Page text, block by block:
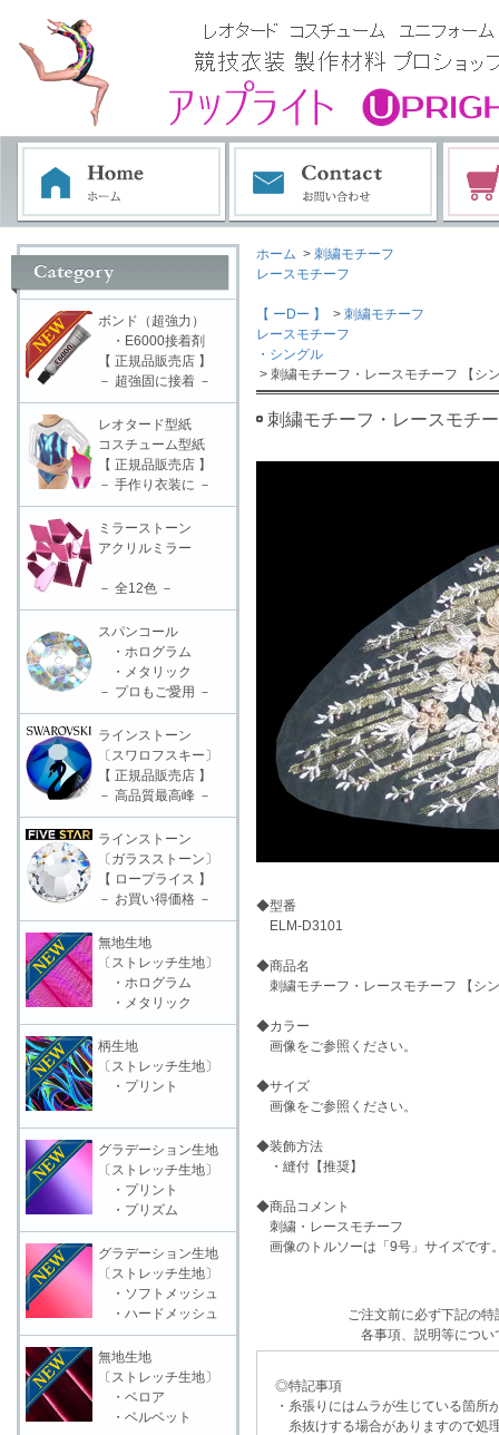
ホーム > 刺繍モチーフ
レースモチーフ
【 ーDー 】 > 刺繍モチーフ
レースモチーフ
・シングル
> 刺繍モチーフ・レースモチーフ 【シ
刺繍モチーフ・レースモチ
◆型番
ELM-D3101
◆商品名
刺繍モチーフ・レースモチーフ 【シ
◆カラー
画像をご参照ください。
◆サイズ
画像をご参照ください。
◆装飾方法
・縫付【推奨】
◆商品コメント
刺繍・レースモチーフ
画像のトルソーは「9号」サイズです
ご注文前に必ず下記の
各事項、説明等につい
◎特記事項
・糸張りにはムラが生じている箇所
糸抜けする場合がありますので処
ボンド（超強力）
・E6000接着剤
【 正規品販売店 】
－ 超強固に接着 －
レオタード型紙
コスチューム型紙
【 正規品販売店 】
－ 手作り衣装に －
ミラーストーン
アクリルミラー
－ 全12色 －
スパンコール
・ホログラム
・メタリック
－ プロもご愛用 －
ラインストーン
〔スワロフスキー〕
【 正規品販売店 】
－ 高品質最高峰 －
ラインストーン
〔ガラスストーン〕
【 ロープライス 】
－ お買い得価格 －
無地生地
〔ストレッチ生地〕
・ホログラム
・メタリック
柄生地
〔ストレッチ生地〕
・プリント
グラデーション生地
〔ストレッチ生地〕
・プリント
・プリズム
グラデーション生地
〔ストレッチ生地〕
・ソフトメッシュ
・ハードメッシュ
無地生地
〔ストレッチ生地〕
・ベロア
・ベルベット